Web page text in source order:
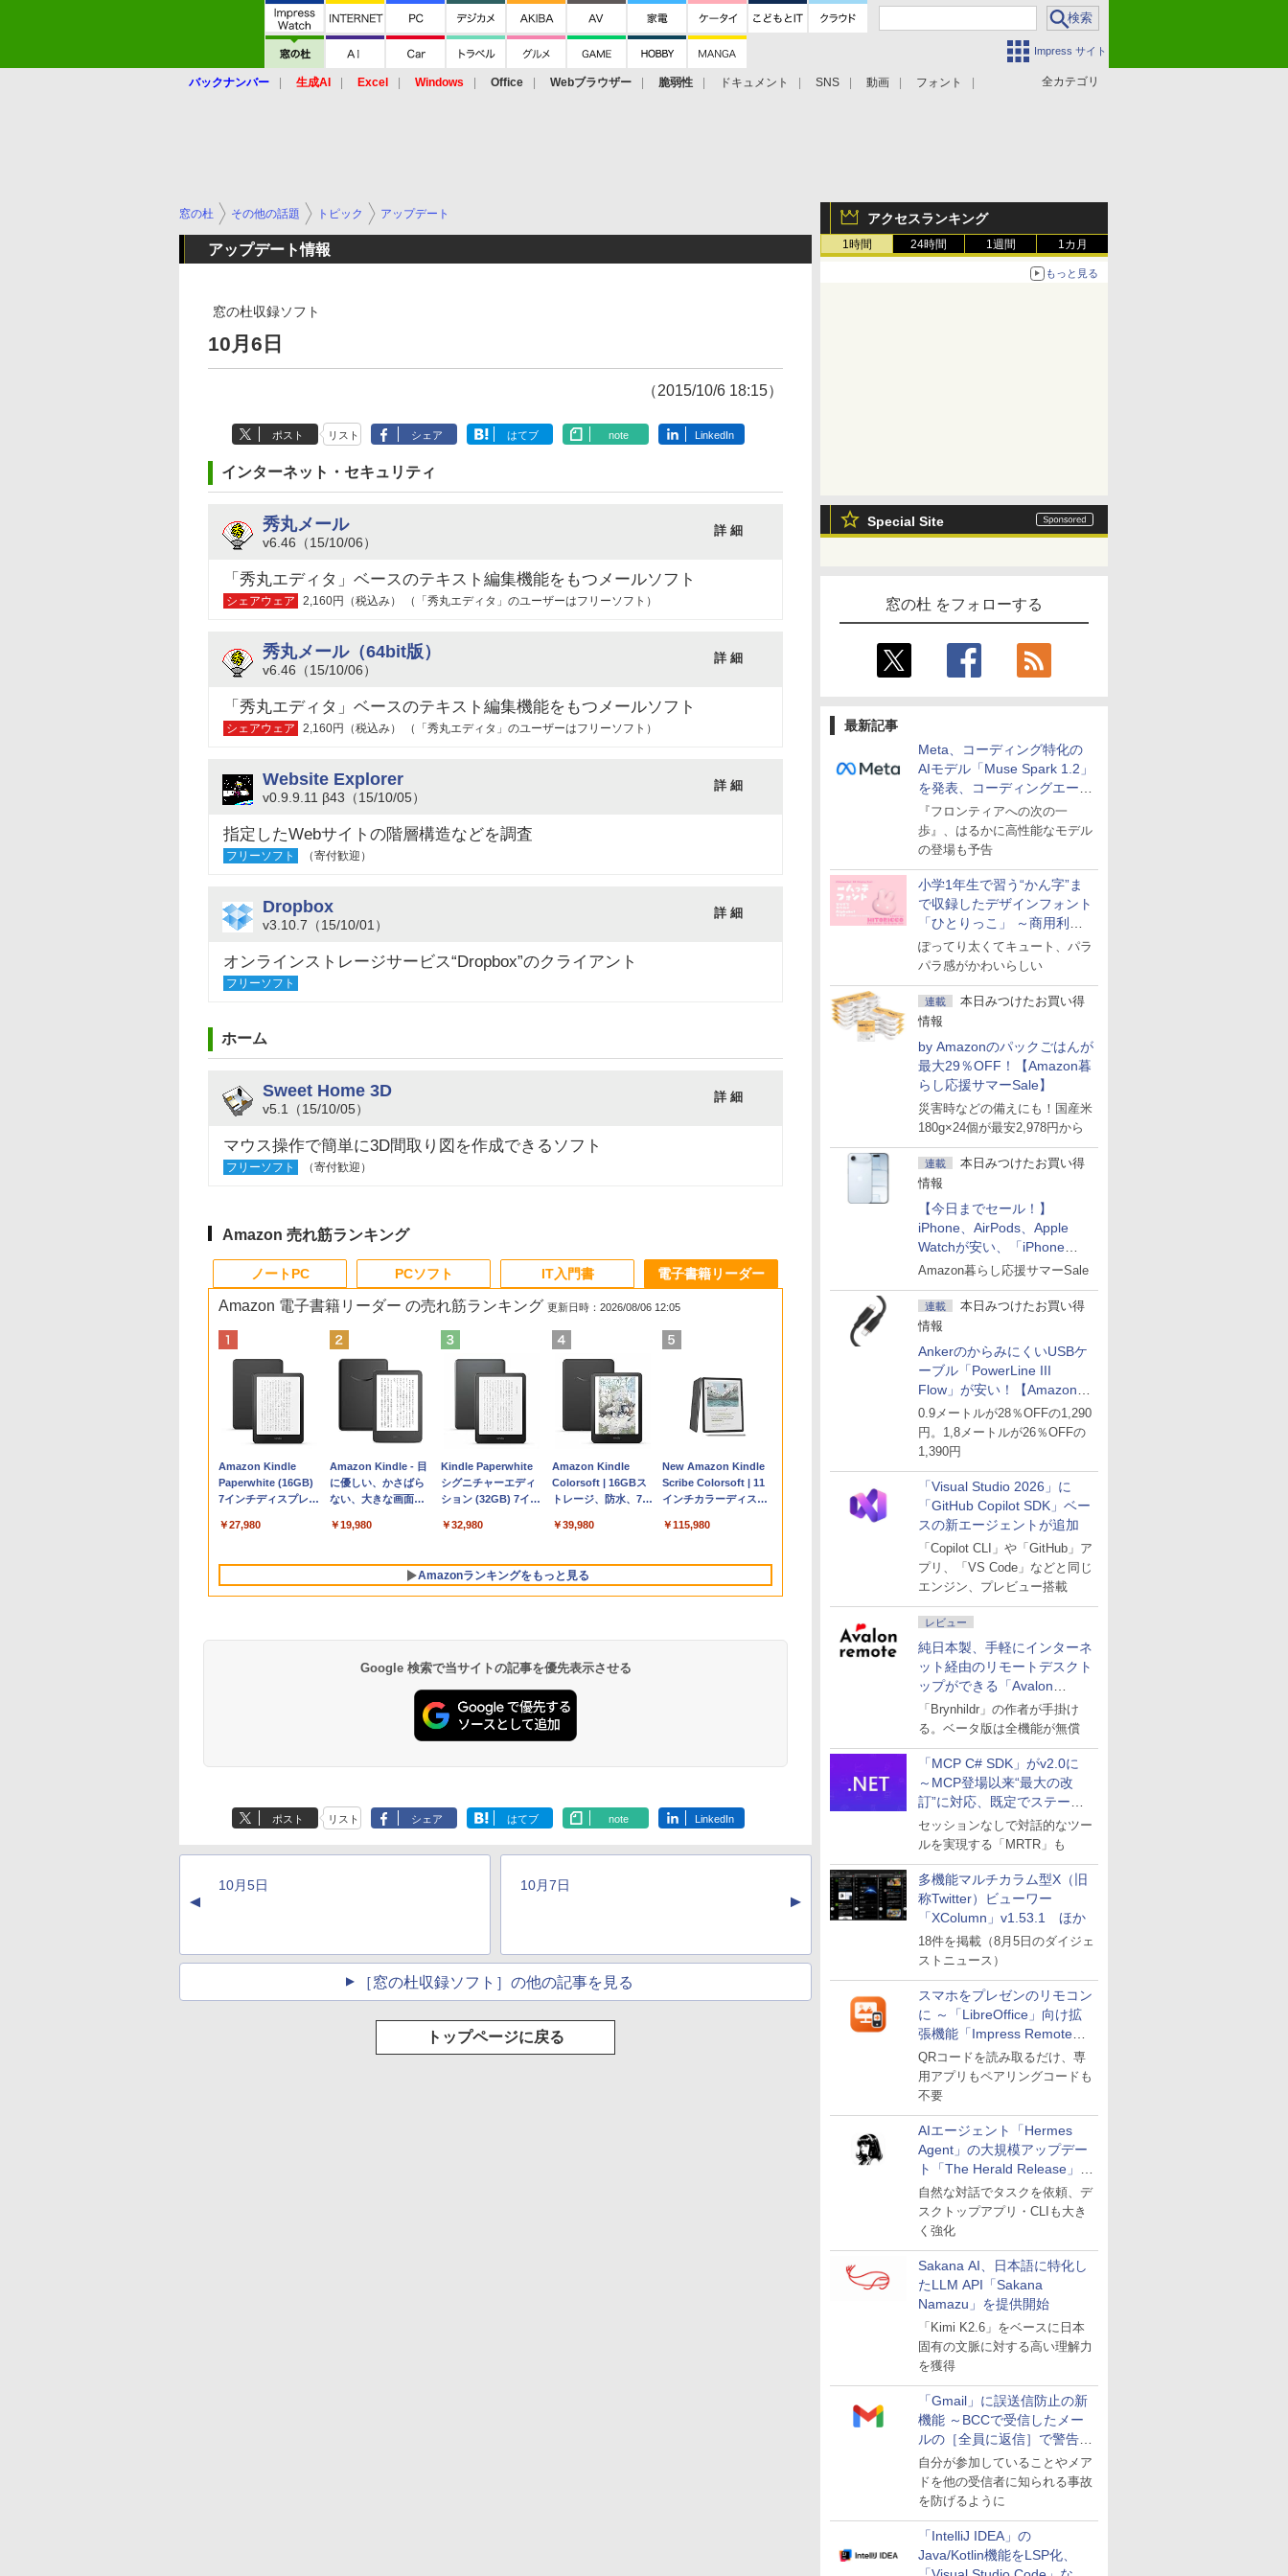
Impress サイト
全カテゴリ
バックナンバー 生成AI Excel Windows Office Webブラウザー 脆弱性 ドキュメント SNS 動画 フォント
アクセスランキング
1時間 24時間 1週間 1カ月
もっと見る
Special Site
窓の杜 をフォローする
最新記事
Meta、コーディング特化の
AIモデル「Muse Spark 1.2」
を発表、コーディングエージ
ェント「Muse Code」も
『フロンティアへの次の一
歩』、はるかに高性能なモデル
の登場も予告
小学1年生で習う“かん字”ま
で収録したデザインフォント
「ひとりっこ」 ～商用利用
OK
ぽってり太くてキュート、パラ
パラ感がかわいらしい
連載
本日みつけたお買い得
情報
by Amazonのパックごはんが
最大29％OFF！【Amazon暮
らし応援サマーSale】
災害時などの備えにも！国産米
180g×24個が最安2,978円から
連載
本日みつけたお買い得
情報
【今日までセール！】
iPhone、AirPods、Apple
Watchが安い、「iPhone
Air」256GB版が139,800円な
Amazon暮らし応援サマーSale
連載
本日みつけたお買い得
情報
AnkerのからみにくいUSBケ
ーブル「PowerLine III
Flow」が安い！【Amazon暮
らし応援サマーSale】
0.9メートルが28％OFFの1,290
円。1,8メートルが26％OFFの
1,390円
「Visual Studio 2026」に
「GitHub Copilot SDK」ベー
スの新エージェントが追加
「Copilot CLI」や「GitHub」ア
プリ、「VS Code」などと同じ
エンジン、プレビュー搭載
レビュー
純日本製、手軽にインターネ
ット経由のリモートデスクト
ップができる「Avalon
remote」
「Brynhildr」の作者が手掛け
る。ベータ版は全機能が無償
「MCP C# SDK」がv2.0に
～MCP登場以来“最大の改
訂”に対応、既定でステート
レスへ
セッションなしで対話的なツー
ルを実現する「MRTR」も
多機能マルチカラム型X（旧
称Twitter）ビューワー
「XColumn」v1.53.1 ほか
18件を掲載（8月5日のダイジェ
ストニュース）
スマホをプレゼンのリモコン
に ～「LibreOffice」向け拡
張機能「Impress Remote」
が公開
QRコードを読み取るだけ、専
用アプリもペアリングコードも
不要
AIエージェント「Hermes
Agent」の大規模アップデー
ト「The Herald Release」が
公開
自然な対話でタスクを依頼、デ
スクトップアプリ・CLIも大き
く強化
Sakana AI、日本語に特化し
たLLM API「Sakana
Namazu」を提供開始
「Kimi K2.6」をベースに日本
固有の文脈に対する高い理解力
を獲得
「Gmail」に誤送信防止の新
機能 ～BCCで受信したメー
ルの［全員に返信］で警告を
表示
自分が参加していることやメア
ドを他の受信者に知られる事故
を防げるように
「IntelliJ IDEA」の
Java/Kotlin機能をLSP化、
窓の杜 その他の話題 トピック アップデート
アップデート情報
窓の杜収録ソフト
10月6日
（2015/10/6 18:15）
ポスト リスト シェア はてブ note LinkedIn
インターネット・セキュリティ
秀丸メール
v6.46（15/10/06）
詳 細
「秀丸エディタ」ベースのテキスト編集機能をもつメールソフト
シェアウェア 2,160円（税込み） （「秀丸エディタ」のユーザーはフリーソフト）
秀丸メール（64bit版）
v6.46（15/10/06）
詳 細
「秀丸エディタ」ベースのテキスト編集機能をもつメールソフト
シェアウェア 2,160円（税込み） （「秀丸エディタ」のユーザーはフリーソフト）
Website Explorer
v0.9.9.11 β43（15/10/05）
詳 細
指定したWebサイトの階層構造などを調査
フリーソフト （寄付歓迎）
Dropbox
v3.10.7（15/10/01）
詳 細
オンラインストレージサービス“Dropbox”のクライアント
フリーソフト
ホーム
Sweet Home 3D
v5.1（15/10/05）
詳 細
マウス操作で簡単に3D間取り図を作成できるソフト
フリーソフト （寄付歓迎）
Amazon 売れ筋ランキング
ノートPC
Apple 2026
MacBook Neo A18
Proチップ搭載13イ
AIとApple
設計、Liquid Retina
ユニファイドメモ
￥137,800
tomtoc 360°保護
15.6 16インチ パソコ
ンケース Dell NEC
dynabook Lenovo
￥2,952
Apple 2026
MacBook Air M5チ
ップ搭載13インチノ
Apple Intelligence、
Retinaディスプレ
イ、24GBユニファイ
ドメモリ、1TB SSD
ド、Touch ID - スカ
イブルー
￥298,901
【Amazon.co.jp限
定】 HP ノートパソ
コン 15-fd 15.6イン
512GB SSD インテ
￥129,800
FMV ノートパソコン
WE1-K3 (MS 365
Personal/Copilotキー
型/Core i5/16GB/SSD
FMVWK3E15W_AZ
￥119,800
PCソフト
Xbox プリペイドカ
ード 10,000円 デジタ
ルコード 【旧 Xbox
ラインコード]
￥10,000
Robloxギフトカード
- 800 Robux 【限定
バーチャルアイテム
ンゲームコード】 ロ
インコード版
￥1,300
Microsoft Office
Home & Business
2024(最新 永続版)|オ
版|Windows11、
￥39,582
Robloxギフトカード
- 2,000 Robux 【限
定バーチャルアイテ
インゲームコード】
ラインコード版
￥3,200
Robloxギフトカード -
1000 Robux 【限定バ
ーチャルアイテムを含
ムコード】 ロブロック
版
￥1,600
IT入門書
生成AIパスポート公
式テキスト 第４版
￥1,766
AIイラスト表現辞典:
思い通りの絵を引き
出す プロンプトの言
ズ (はぴーイラスト
￥99
ClaudeCode いちば
んやさしい 教科書:
非エンジニア 初心者
マニュアル AI副業に
もKindle出版にも！
非エンジニアのため
のAIコーディング入
￥99
FM TOWNS ハイパ
ー・カタログ: 本体
ハードウェア・市販
フェクトリストと最
￥1,600
1冊ですべて身につく
HTML & CSSとWebデ
ザイン入門講座［第2
￥2,326
電子書籍リーダー
Amazon 電子書籍リーダー の売れ筋ランキング 更新日時：2026/08/06 12:05
Amazon Kindle
Paperwhite (16GB)
7インチディスプレ
ト、12週間持続バッ
ブラック
￥27,980
Amazon Kindle - 目
に優しい、かさばら
ない、大きな画面で
続バッテリー、6イン
書籍リーダー、ブラ
ック、16GB、広告な
し
￥19,980
Kindle Paperwhite
シグニチャーエディ
ション (32GB) 7イン
るさ自動調整、色調
持続バッテリー、広
告なし、メタリック
ブラック
￥32,980
Amazon Kindle
Colorsoft | 16GBス
トレージ、防水、7イ
レイ、色調調節ライ
ッテリー、広告無
し、ブラック (2025
年発売)
￥39,980
New Amazon Kindle
Scribe Colorsoft | 11
インチカラーディスプ
ジ、ノート機能搭載、
調節ライト、プレミア
イト
￥115,980
Amazonランキングをもっと見る
Google 検索で当サイトの記事を優先表示させる
ポスト リスト シェア はてブ note LinkedIn
▲
10月5日 10月7日
▲
［窓の杜収録ソフト］の他の記事を見る
トップページに戻る